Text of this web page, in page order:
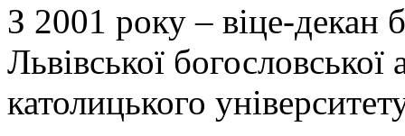
З 2001 року – віце-декан
Львівської богословської
католицького